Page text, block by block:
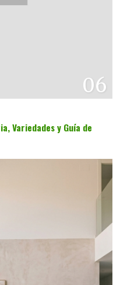
06
Variedades y Guía de